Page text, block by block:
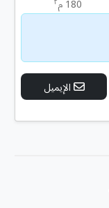
180 م
الإيميل